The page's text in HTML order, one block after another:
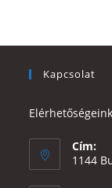
Kapcsolat
Cím:
1144